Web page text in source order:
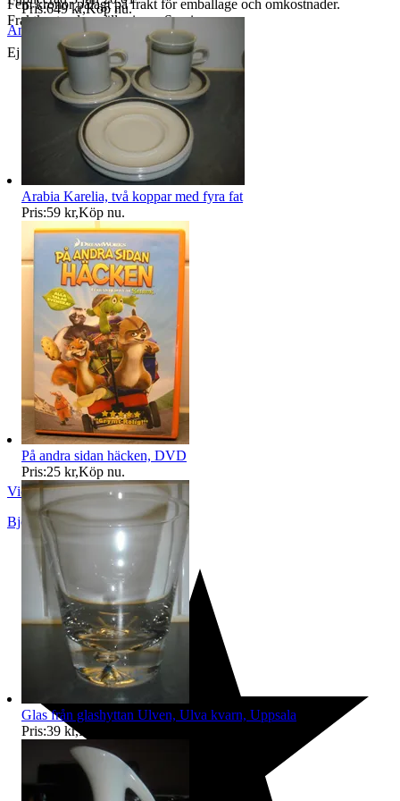
Fem kronor pålagt på frakt för emballage och omkostnader.
Fraktkostnaden gäller inom Sverige.
Ej uthämtade varor återbetalas ej.
Anmäl Sälj liknande
Viola69
Björklinge
,Sverige
Pris:649 kr,Köp nu.
Arabia Karelia, två koppar med fyra fat
Pris:59 kr,Köp nu.
På andra sidan häcken, DVD
Pris:25 kr,Köp nu.
Glas från glashyttan Ulven, Ulva kvarn, Uppsala
Pris:39 kr,Köp nu